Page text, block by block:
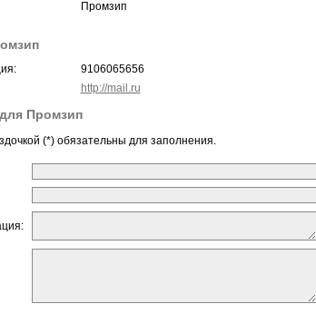
Промзип
9106065656
http://mail.ru
Промзип
(*) обязательны для заполнения.